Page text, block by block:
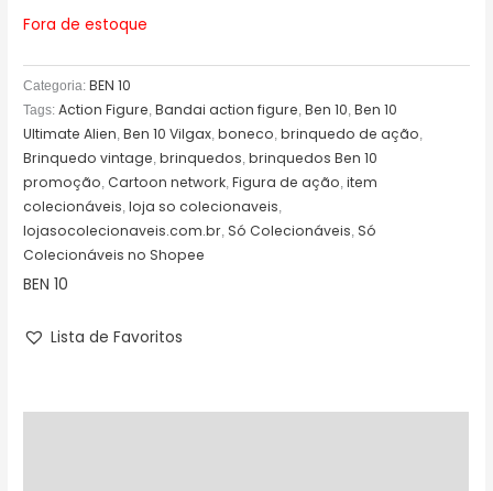
Fora de estoque
Categoria:BEN 10
Tags: Action Figure ,Bandai action figure ,Ben 10 ,Ben 10
Ultimate Alien ,Ben 10 Vilgax ,boneco ,brinquedo de ação
Brinquedo vintage ,brinquedos ,brinquedos Ben 10
promoção ,Cartoon network ,Figura de ação ,item
colecionáveis ,loja so colecionaveis
lojasocolecionaveis.com.br ,Só Colecionáveis ,Só
Colecionáveis no Shopee
BEN 10
Lista de Favoritos